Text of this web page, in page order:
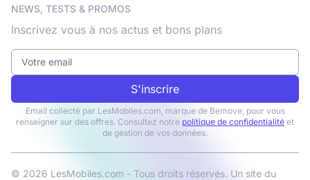
NEWS, TESTS & PROMOS
Inscrivez vous à nos actus et bons plans
S'inscrire
Email collecté par LesMobiles.com, marque de Bemove, pour vous
renseigner sur des offres. Consultez notre politique de confidentialité et
de gestion de vos données.
© 2026 LesMobiles.com - Tous droits réservés. Un site du